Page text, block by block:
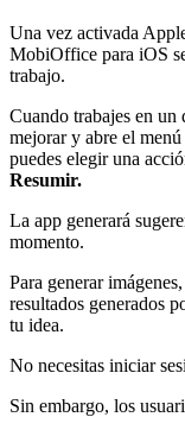
Una vez activada
MobiOffice para iOS
trabajo.
Cuando trabajes en un
mejorar y abre el menú
puedes elegir una
Resumir.
La app generará
momento.
Para generar
resultados generados
tu idea.
No necesitas iniciar
Sin embargo, los